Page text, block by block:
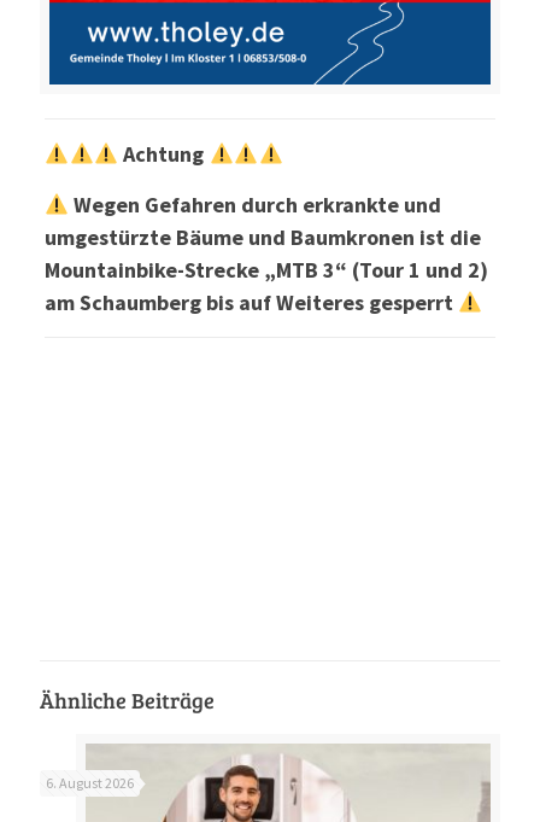
Achtung
Wegen Gefahren durch erkrankte und
umgestürzte Bäume und Baumkronen ist die
Mountainbike-Strecke „MTB 3“ (Tour 1 und 2)
am Schaumberg bis auf Weiteres gesperrt
Ähnliche Beiträge
6. August 2026